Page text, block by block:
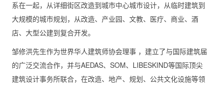
系在一起，从详细街区改造到城市中心城市设计，从临时建筑到
大规模的城市规划，从改造、产业园、文教、医疗、商业、酒
店、大型公建到复合开发。
邹修洪先生作为世界华人建筑师协会理事 ，建立了与国际建筑届
的广泛交流合作，并与AEDAS、SOM、LIBESKIND等国际顶尖
建筑设计事务所联合，在改造、地产、规划、公共文化设施等领